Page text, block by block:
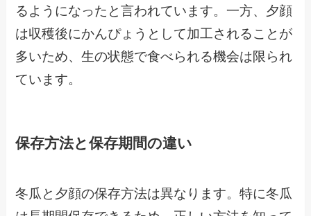
るようになったと言われています。一方、夕顔
は収穫後にかんぴょうとして加工されることが
多いため、生の状態で食べられる機会は限られ
ています。
保存方法と保存期間の違い
冬瓜と夕顔の保存方法は異なります。特に冬瓜